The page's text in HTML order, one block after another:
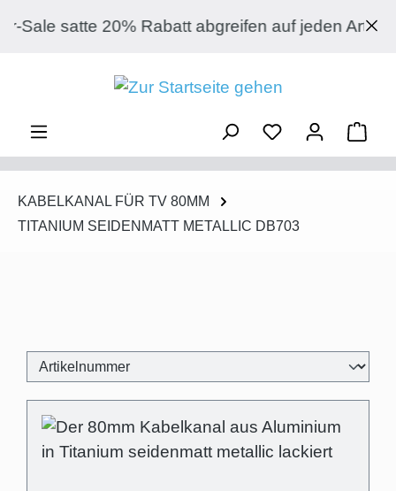
Zum Hauptinhalt springen
Rabatt abgreifen auf jeden Artikel ohne
KABELKANAL FÜR TV 80MM
TITANIUM SEIDENMATT METALLIC DB703